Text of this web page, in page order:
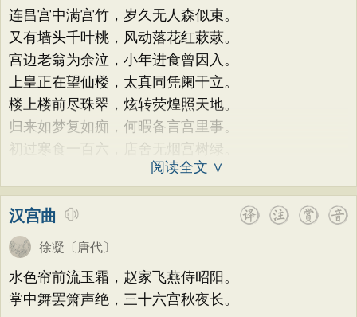
小学古诗
初中古诗
小学文言文
初中文言文
唐诗三百首
古诗三百首
古诗十九首
周邦彦
杜荀鹤 吴文英
皮日休
左丘明 张九龄
黄庭坚
司马迁 皇甫冉
文天祥
刘辰翁
陈子昂
纳兰性德
连昌宫中满宫竹，岁久无人森似束。
又有墙头千叶桃，风动落花红蔌蔌。
宫边老翁为余泣，小年进食曾因入。
上皇正在望仙楼，太真同凭阑干立。
楼上楼前尽珠翠，炫转荧煌照天地。
归来如梦复如痴，何暇备言宫里事。
初过寒食一百六，店舍无烟宫树绿。
阅读全文 ∨
汉宫曲
徐凝 〔唐代〕
水色帘前流玉霜，赵家飞燕侍昭阳。
掌中舞罢箫声绝，三十六宫秋夜长。